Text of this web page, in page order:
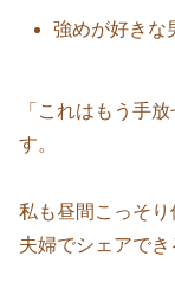
強めが好きな
「これはもう手
す。
私も昼間こっそり
夫婦でシェアでき